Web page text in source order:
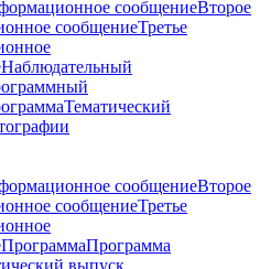
сообщениеВторое
сообщениеТретье
Наблюдательный
Тематический
сообщениеВторое
сообщениеТретье
ПрограммаПрограмма
выпуск